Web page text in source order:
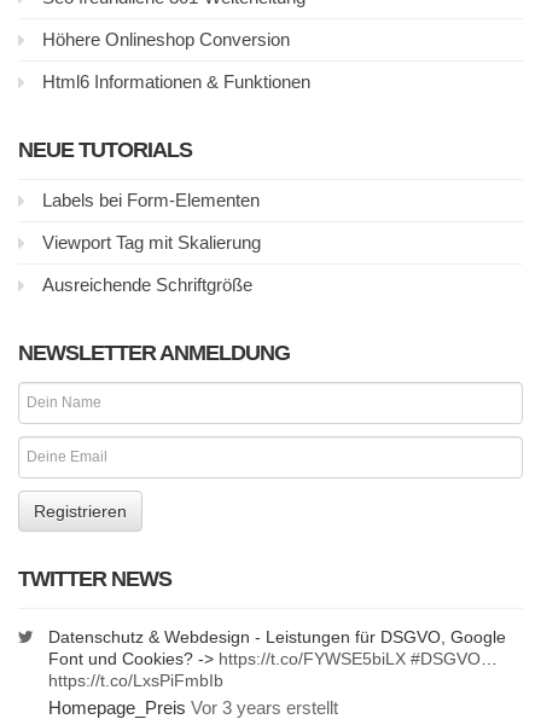
Höhere Onlineshop Conversion
Html6 Informationen & Funktionen
NEUE TUTORIALS
Labels bei Form-Elementen
Viewport Tag mit Skalierung
Ausreichende Schriftgröße
NEWSLETTER ANMELDUNG
TWITTER NEWS
Datenschutz & Webdesign - Leistungen für DSGVO, Google
Font und Cookies? -> https://t.co/FYWSE5biLX #DSGVO
https://t.co/LxsPiFmbIb
Homepage_Preis Vor 3 years erstellt